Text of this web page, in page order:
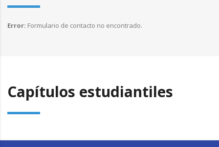
Error: Formulario de contacto no encontrado.
Capítulos estudiantiles